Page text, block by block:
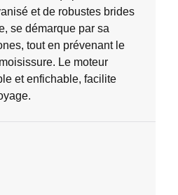
et de robustes brides
se démarque par sa
tout en prévenant le
Le moteur
et enfichable, facilite